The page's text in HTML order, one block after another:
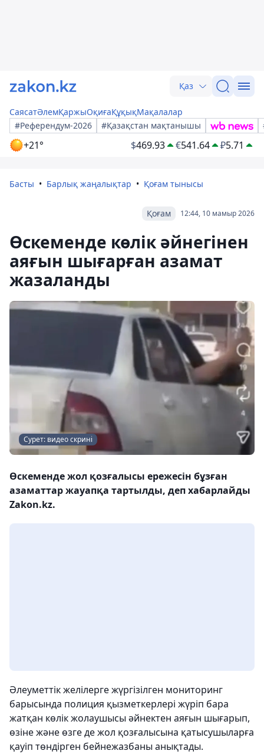
Қаз
СаясатӘлемҚаржыОқиғаҚұқықМақалалар
#Референдум-2026
#Қазақстан мақтанышы
+21° $469.93 €541.64 ₽5.71
Басты Барлық жаңалықтар Қоғам тынысы
12:44, 10 мамыр 2026
Қоғам
Өскеменде көлік әйнегінен
аяғын шығарған азамат
жазаланды
Сурет: видео скрині
Өскеменде жол қозғалысы ережесін бұзған
азаматтар жауапқа тартылды, деп хабарлайды
Zakon.kz.
Әлеуметтік желілерге жүргізілген мониторинг
барысында полиция қызметкерлері жүріп бара
жатқан көлік жолаушысы әйнектен аяғын шығарып,
өзіне және өзге де жол қозғалысына қатысушыларға
қауіп төндірген бейнежазбаны анықтады.